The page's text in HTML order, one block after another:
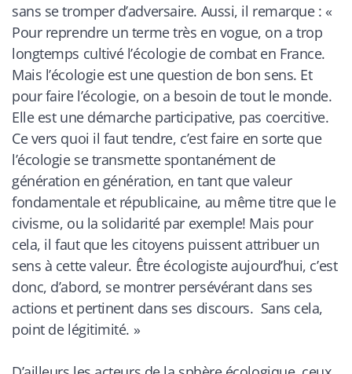
sans se tromper d’adversaire. Aussi, il remarque : «
Pour reprendre un terme très en vogue, on a trop
longtemps cultivé l’écologie de combat en France.
Mais l’écologie est une question de bon sens. Et
pour faire l’écologie, on a besoin de tout le monde.
Elle est une démarche participative, pas coercitive.
Ce vers quoi il faut tendre, c’est faire en sorte que
l’écologie se transmette spontanément de
génération en génération, en tant que valeur
fondamentale et républicaine, au même titre que le
civisme, ou la solidarité par exemple! Mais pour
cela, il faut que les citoyens puissent attribuer un
sens à cette valeur. Être écologiste aujourd’hui, c’est
donc, d’abord, se montrer persévérant dans ses
actions et pertinent dans ses discours. Sans cela,
point de légitimité. »